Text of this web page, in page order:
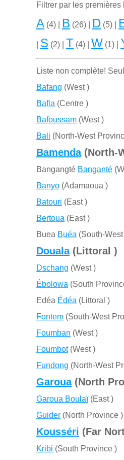
Filtrer par les
A (4) | B (26) | D (5) |
S (2) | T (4) | W (1) |
Liste non complète!
Bafang (West )
Bafia (Centre )
Bafoussam (West )
Bali (North-West
Bamenda(North-
Bangangté Banganté
Banyo (Adamaoua )
Batouri (East )
Bertoua (East )
Buea Buéa (South-
Douala(Littoral )
Dschang (West )
Ébolowa (South
Edéa Édéa (Littoral )
Fontem (South-West
Foumban (West )
Foumbot(West )
Fundong (North-West
Garoua(North
Garoua Boulaï(East )
Guider (North Province )
Kousséri (Far
Kribi (South Province )